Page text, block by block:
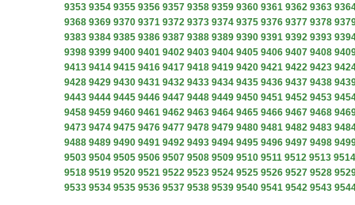
9353 9354 9355 9356 9357 9358 9359 9360 9361 9362 9363
9368 9369 9370 9371 9372 9373 9374 9375 9376 9377 9378
9383 9384 9385 9386 9387 9388 9389 9390 9391 9392 9393
9398 9399 9400 9401 9402 9403 9404 9405 9406 9407 9408
9413 9414 9415 9416 9417 9418 9419 9420 9421 9422 9423
9428 9429 9430 9431 9432 9433 9434 9435 9436 9437 9438
9443 9444 9445 9446 9447 9448 9449 9450 9451 9452 9453
9458 9459 9460 9461 9462 9463 9464 9465 9466 9467 9468
9473 9474 9475 9476 9477 9478 9479 9480 9481 9482 9483
9488 9489 9490 9491 9492 9493 9494 9495 9496 9497 9498
9503 9504 9505 9506 9507 9508 9509 9510 9511 9512 9513 9514
9518 9519 9520 9521 9522 9523 9524 9525 9526 9527 9528
9533 9534 9535 9536 9537 9538 9539 9540 9541 9542 9543